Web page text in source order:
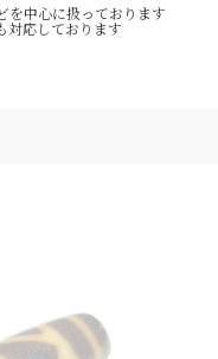
を中心に扱っております
対応しております